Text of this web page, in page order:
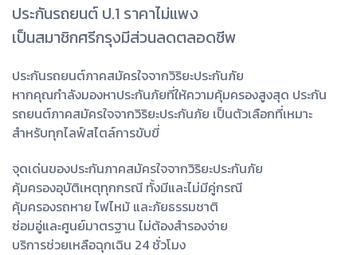
ประกันรถยนต์ ป.1 ราคาไม่แพง
เป็นสมาชิกศรีกรุงมีส่วนลดตลอดชีพ
ประกันรถยนต์ภาคสมัครใจจากวิริยะประกันภัย
หากคุณกำลังมองหาประกันภัยที่ให้ความคุ้มครองสูงสุด ประกัน
รถยนต์ภาคสมัครใจจากวิริยะประกันภัย เป็นตัวเลือกที่เหมาะ
สำหรับทุกไลฟ์สไตล์การขับขี่
จุดเด่นของประกันภาคสมัครใจจากวิริยะประกันภัย
คุ้มครองอุบัติเหตุทุกกรณี ทั้งมีและไม่มีคู่กรณี
คุ้มครองรถหาย ไฟไหม้ และภัยธรรมชาติ
ซ่อมอู่และศูนย์มาตรฐาน ไม่ต้องสำรองจ่าย
บริการช่วยเหลือฉุกเฉิน 24 ชั่วโมง